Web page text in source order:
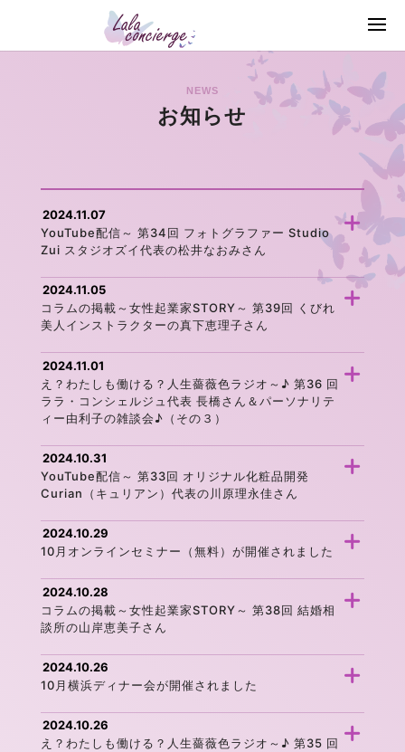
NEWS
お知らせ
YouTube配信～ 第34回 フォトグラファー Studio
Zui スタジオズイ代表の松井なおみさん
2024.11.07
コラムの掲載～女性起業家STORY～ 第39回 くびれ
美人インストラクターの真下恵理子さん
2024.11.05
え？わたしも働ける？人生薔薇色ラジオ～♪ 第36 回
ララ・コンシェルジュ代表 長橋さん＆パーソナリテ
ィー由利子の雑談会♪（その３）
2024.11.01
YouTube配信～ 第33回 オリジナル化粧品開発
Curian（キュリアン）代表の川原理永佳さん
2024.10.31
10月オンラインセミナー（無料）が開催されました
2024.10.29
コラムの掲載～女性起業家STORY～ 第38回 結婚相
談所の山岸恵美子さん
2024.10.28
10月横浜ディナー会が開催されました
2024.10.26
え？わたしも働ける？人生薔薇色ラジオ～♪ 第35 回
2024.10.26